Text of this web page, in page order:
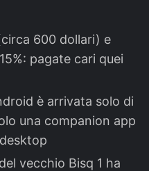
600 dollari) e
pagate cari quei
è arrivata solo di
una companion app
vecchio Bisq 1 ha